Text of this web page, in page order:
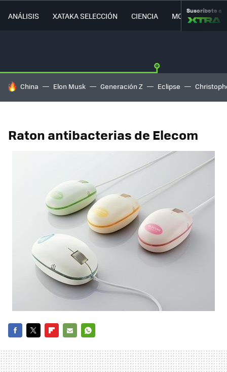
ANÁLISIS XATAKA SELECCIÓN CIENCIA MOVILIDAD
Suscríbete a
HOY SE HABLA DE
China Elon Musk Generación Z Eclipse
Raton antibacterias de Elecom
MAIL